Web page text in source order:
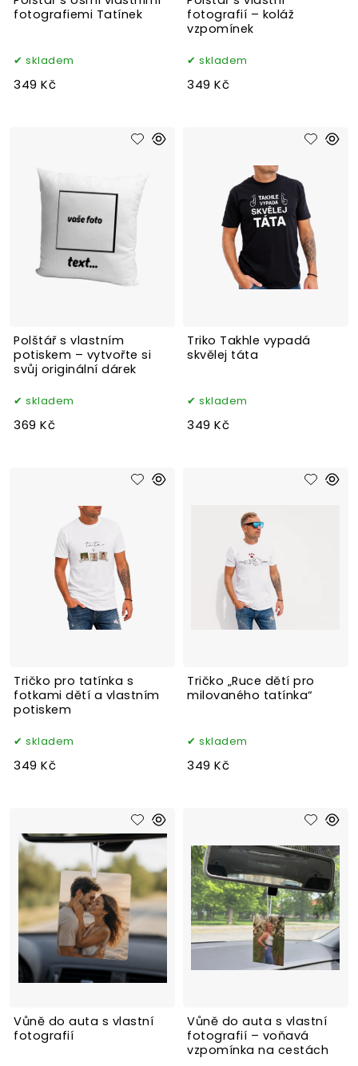
fotografiemi Tatínek
skladem
349 Kč
fotografií – koláž
vzpomínek
skladem
349 Kč
Polštář s vlastním
potiskem – vytvořte si
svůj originální dárek
skladem
369 Kč
Triko Takhle vypadá
skvělej táta
skladem
349 Kč
Tričko pro tatínka s
fotkami dětí a vlastním
potiskem
skladem
349 Kč
Tričko „Ruce dětí pro
milovaného tatínka“
skladem
349 Kč
Vůně do auta s vlastní
fotografií
Vůně do auta s vlastní
fotografií – voňavá
vzpomínka na cestách